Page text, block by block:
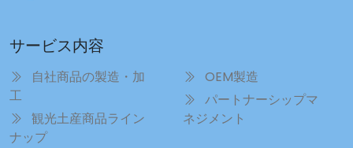
サービス内容
自社商品の製造・加
工
観光土産商品ライン
ナップ
OEM製造
パートナーシップマ
ネジメント